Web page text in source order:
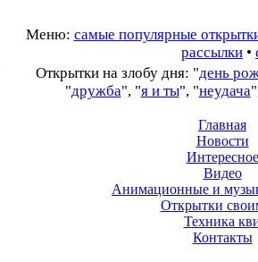
Меню: самые популярные
рассылки •
Открытки на злобу дня: "день
"дружба", "я и ты", "неудача
Главная
Новости
Интересное
Видео
Анимационные и
Открытки
Техника
Контакты